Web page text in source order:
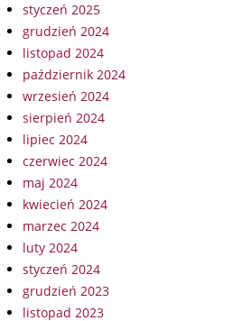
styczeń 2025
grudzień 2024
listopad 2024
październik 2024
wrzesień 2024
sierpień 2024
lipiec 2024
czerwiec 2024
maj 2024
kwiecień 2024
marzec 2024
luty 2024
styczeń 2024
grudzień 2023
listopad 2023